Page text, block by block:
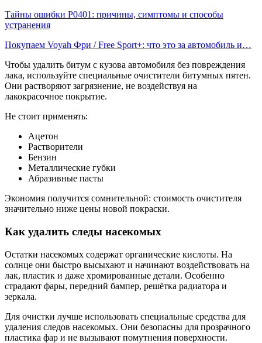
Тайны ошибки P0401: причины, симптомы и способы
устранения
Покупаем Voyah Фри / Free Sport+: что это за автомобиль и…
Чтобы удалить битум с кузова автомобиля без повреждения
лака, используйте специальные очистители битумных пятен.
Они растворяют загрязнение, не воздействуя на
лакокрасочное покрытие.
Не стоит применять:
Ацетон
Растворители
Бензин
Металлические губки
Абразивные пасты
Экономия получится сомнительной: стоимость очистителя
значительно ниже цены новой покраски.
Как удалить следы насекомых
Остатки насекомых содержат органические кислоты. На
солнце они быстро высыхают и начинают воздействовать на
лак, пластик и даже хромированные детали. Особенно
страдают фары, передний бампер, решётка радиатора и
зеркала.
Для очистки лучше использовать специальные средства для
удаления следов насекомых. Они безопасны для прозрачного
пластика фар и не вызывают помутнения поверхности.